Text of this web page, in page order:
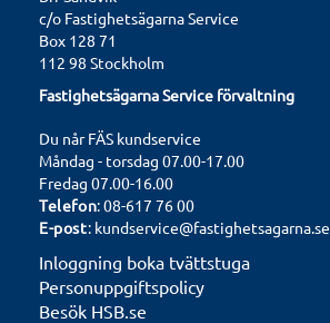
c/o Fastighetsägarna Service
Box 128 71
112 98 Stockholm
Fastighetsägarna Service förvaltning
Du når FÄS kundservice
Måndag - torsdag 07.00-17.00
Fredag 07.00-16.00
Telefon: 08-617 76 00
E-post: kundservice@fastighetsagarna.se
Inloggning boka tvättstuga
Personuppgiftspolicy
Besök HSB.se